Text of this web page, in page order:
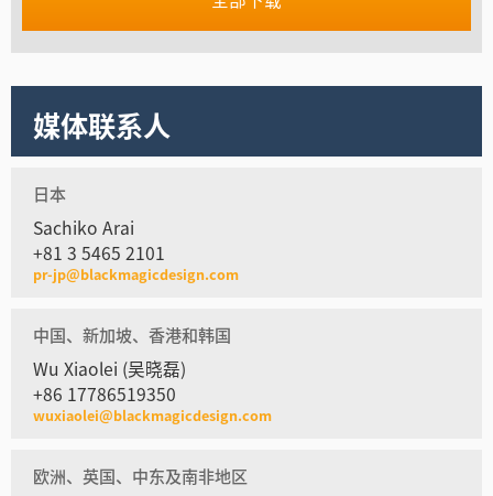
媒体联系人
日本
Sachiko Arai
+81 3 5465 2101
pr-jp@blackmagicdesign.com
中国、新加坡、香港和韩国
Wu Xiaolei (吴晓磊)
+86 17786519350
wuxiaolei@blackmagicdesign.com
欧洲、英国、中东及南非地区